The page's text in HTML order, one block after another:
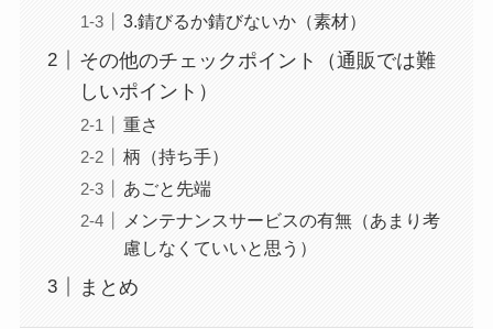
3.錆びるか錆びないか（素材）
その他のチェックポイント（通販では難
しいポイント）
重さ
柄（持ち手）
あごと先端
メンテナンスサービスの有無（あまり考
慮しなくていいと思う）
まとめ